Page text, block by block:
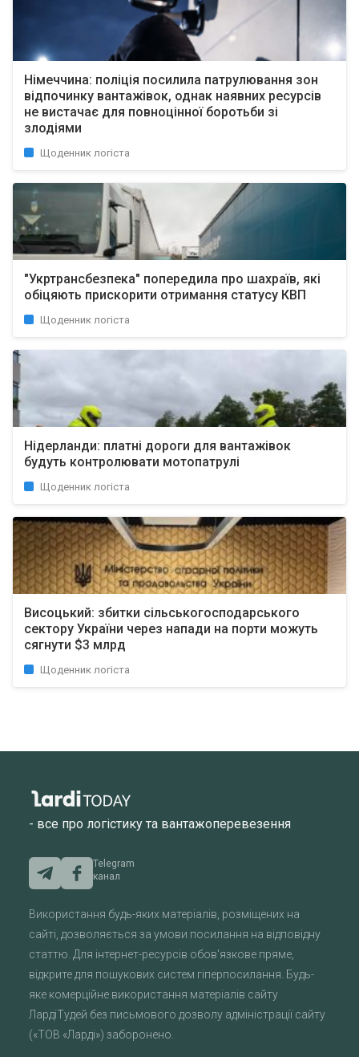
Німеччина: поліція посилила патрулювання зон
відпочинку вантажівок, однак наявних ресурсів
не вистачає для повноцінної боротьби зі
злодіями
Щоденник логіста
"Укртрансбезпека" попередила про шахраїв, які
обіцяють прискорити отримання статусу КВП
Щоденник логіста
Нідерланди: платні дороги для вантажівок
будуть контролювати мотопатрулі
Щоденник логіста
Висоцький: збитки сільськогосподарського
сектору України через напади на порти можуть
сягнути $3 млрд
Щоденник логіста
- все про логістику та вантажоперевезення
Telegram
канал
Використання будь-яких матеріалів, розміщених на
сайті, дозволяється за умови посилання на відповідну
статтю. Для інтернет-ресурсів обов'язкове пряме,
відкрите для пошукових систем гіперпосилання. Будь-
яке комерційне використання матеріалів сайту
ЛардіТудей без письмового дозволу адміністрації сайту
(«ТОВ «Ларді») заборонено.